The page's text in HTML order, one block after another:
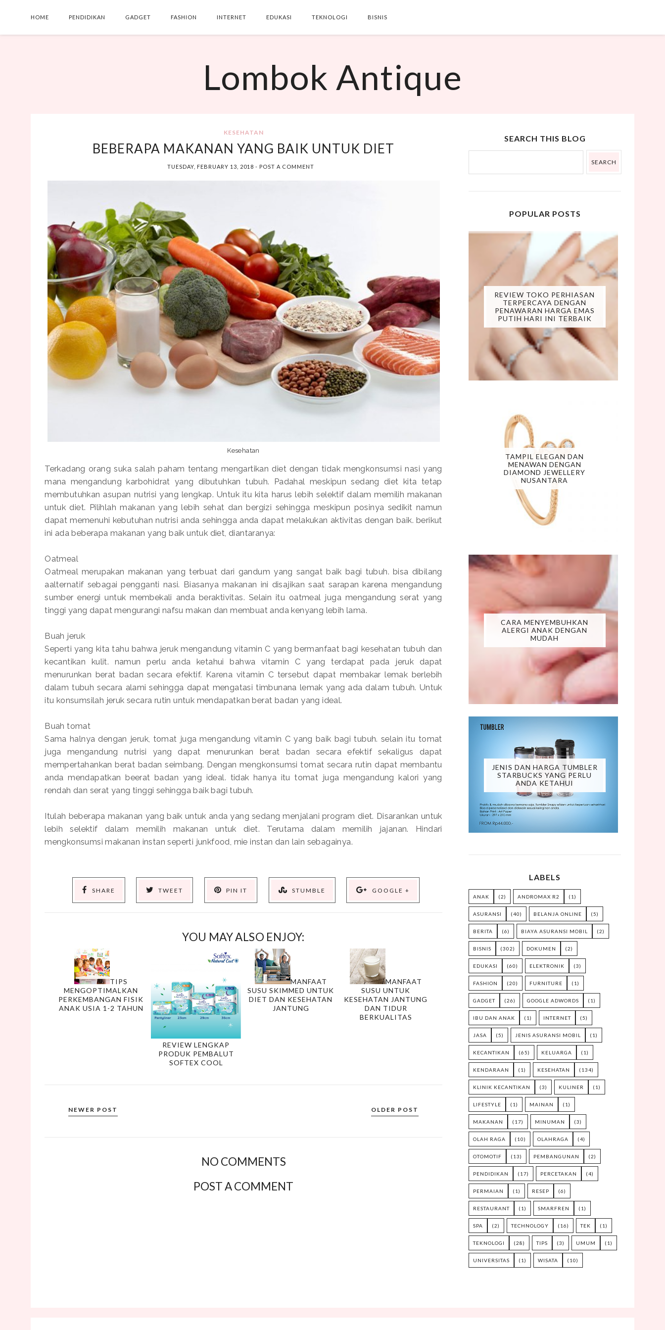
HOME PENDIDIKAN GADGET FASHION INTERNET EDUKASI TEKNOLOGI BISNIS ˟
SEARCH THIS BLOG
Lombok Antique
KESEHATAN
BEBERAPA MAKANAN YANG BAIK UNTUK DIET
TUESDAY, FEBRUARY 13, 2018 - POST A COMMENT
Kesehatan
Terkadang orang suka salah paham tentang mengartikan diet dengan tidak mengkonsumsi nasi yang
mana mengandung karbohidrat yang dibutuhkan tubuh. Padahal meskipun sedang diet kita tetap
membutuhkan asupan nutrisi yang lengkap. Untuk itu kita harus lebih selektif dalam memilih makanan
untuk diet. Pilihlah makanan yang lebih sehat dan bergizi sehingga meskipun posinya sedikit namun
dapat memenuhi kebutuhan nutrisi anda sehingga anda dapat melakukan aktivitas dengan baik. berikut
ini ada beberapa makanan yang baik untuk diet, diantaranya:
Oatmeal
Oatmeal merupakan makanan yang terbuat dari gandum yang sangat baik bagi tubuh. bisa dibilang
aalternatif sebagai pengganti nasi. Biasanya makanan ini disajikan saat sarapan karena mengandung
sumber energi untuk membekali anda beraktivitas. Selain itu oatmeal juga mengandung serat yang
tinggi yang dapat mengurangi nafsu makan dan membuat anda kenyang lebih lama.
Buah jeruk
Seperti yang kita tahu bahwa jeruk mengandung vitamin C yang bermanfaat bagi kesehatan tubuh dan
kecantikan kulit. namun perlu anda ketahui bahwa vitamin C yang terdapat pada jeruk dapat
menurunkan berat badan secara efektif. Karena vitamin C tersebut dapat membakar lemak berlebih
dalam tubuh secara alami sehingga dapat mengatasi timbunana lemak yang ada dalam tubuh. Untuk
itu konsumsilah jeruk secara rutin untuk mendapatkan berat badan yang ideal.
Buah tomat
Sama halnya dengan jeruk, tomat juga mengandung vitamin C yang baik bagi tubuh. selain itu tomat
juga mengandung nutrisi yang dapat menurunkan berat badan secara efektif sekaligus dapat
mempertahankan berat badan seimbang. Dengan mengkonsumsi tomat secara rutin dapat membantu
anda mendapatkan beerat badan yang ideal. tidak hanya itu tomat juga mengandung kalori yang
rendah dan serat yang tinggi sehingga baik bagi tubuh.
Itulah beberapa makanan yang baik untuk anda yang sedang menjalani program diet. Disarankan untuk
lebih selektif dalam memilih makanan untuk diet. Terutama dalam memilih jajanan. Hindari
mengkonsumsi makanan instan seperti junkfood, mie instan dan lain sebagainya.
SHARE TWEET PIN IT STUMBLE GOOGLE +
YOU MAY ALSO ENJOY:
TIPS
MENGOPTIMALKAN
PERKEMBANGAN FISIK
ANAK USIA 1-2 TAHUN
REVIEW LENGKAP
PRODUK PEMBALUT
SOFTEX COOL
MANFAAT
SUSU SKIMMED UNTUK
DIET DAN KESEHATAN
JANTUNG
MANFAAT
SUSU UNTUK
KESEHATAN JANTUNG
DAN TIDUR
BERKUALITAS
NEWER POST OLDER POST
NO COMMENTS
POST A COMMENT
SEARCH THIS BLOG
POPULAR POSTS
REVIEW TOKO PERHIASAN
TERPERCAYA DENGAN
PENAWARAN HARGA EMAS
PUTIH HARI INI TERBAIK
TAMPIL ELEGAN DAN
MENAWAN DENGAN
DIAMOND JEWELLERY
NUSANTARA
CARA MENYEMBUHKAN
ALERGI ANAK DENGAN
MUDAH
JENIS DAN HARGA TUMBLER
STARBUCKS YANG PERLU
ANDA KETAHUI
LABELS
ANAK (2) ANDROMAX R2 (1)
ASURANSI (40) BELANJA ONLINE (5)
BERITA (6) BIAYA ASURANSI MOBIL (2)
BISNIS (302) DOKUMEN (2)
EDUKASI (60) ELEKTRONIK (3)
FASHION (20) FURNITURE (1)
GADGET (26) GOOGLE ADWORDS (1)
IBU DAN ANAK (1) INTERNET (5)
JASA (5) JENIS ASURANSI MOBIL (1)
KECANTIKAN (65) KELUARGA (1)
KENDARAAN (1) KESEHATAN (134)
KLINIK KECANTIKAN (3) KULINER (1)
LIFESTYLE (1) MAINAN (1)
MAKANAN (17) MINUMAN (3)
OLAH RAGA (10) OLAHRAGA (4)
OTOMOTIF (13) PEMBANGUNAN (2)
PENDIDIKAN (17) PERCETAKAN (4)
PERMAIAN (1) RESEP (6)
RESTAURANT (1) SMARFREN (1)
SPA (2) TECHNOLOGY (16) TEK (1)
TEKNOLOGI (28) TIPS (3) UMUM (1)
UNIVERSITAS (1) WISATA (10)